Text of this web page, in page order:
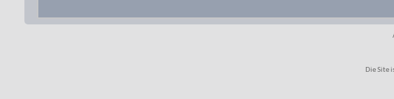
Die Site